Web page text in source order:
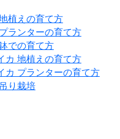
植えの育て方
ランターの育て方
での育て方
カ 地植えの育て方
カ プランターの育て方
り栽培